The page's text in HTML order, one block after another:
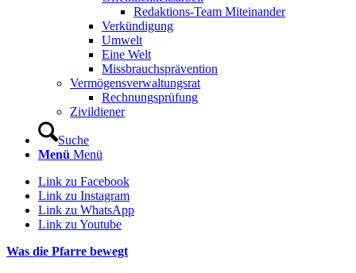
Redaktions-Team Miteinander
Verkündigung
Umwelt
Eine Welt
Missbrauchsprävention
Vermögensverwaltungsrat
Rechnungsprüfung
Zivildiener
Suche
Menü Menü
Link zu Facebook
Link zu Instagram
Link zu WhatsApp
Link zu Youtube
Was die Pfarre bewegt